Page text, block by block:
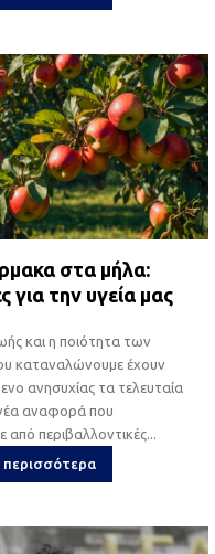
στα μήλα:
για την υγεία μας
και η ποιότητα των
καταναλώνουμε έχουν
ανησυχίας τα τελευταία
αναφορά που
από περιβαλλοντικές...
περισσότερα